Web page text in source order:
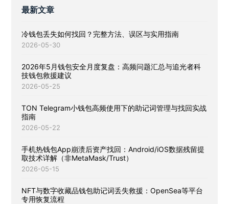
最新文章
冷钱包丢失如何找回？完整方法、误区与实用指南
2026-05-30
2026年5月钱包安全月度复盘：高频问题汇总与追光者科
技钱包救援建议
2026-05-25
TON Telegram小钱包高频使用下的助记词管理与找回实战
指南
2026-05-22
手机热钱包App崩溃后资产找回：Android/iOS数据残留提
取技术详解（非MetaMask/Trust）
2026-05-15
NFT与数字收藏品钱包助记词丢失救援：OpenSea等平台
专用恢复流程